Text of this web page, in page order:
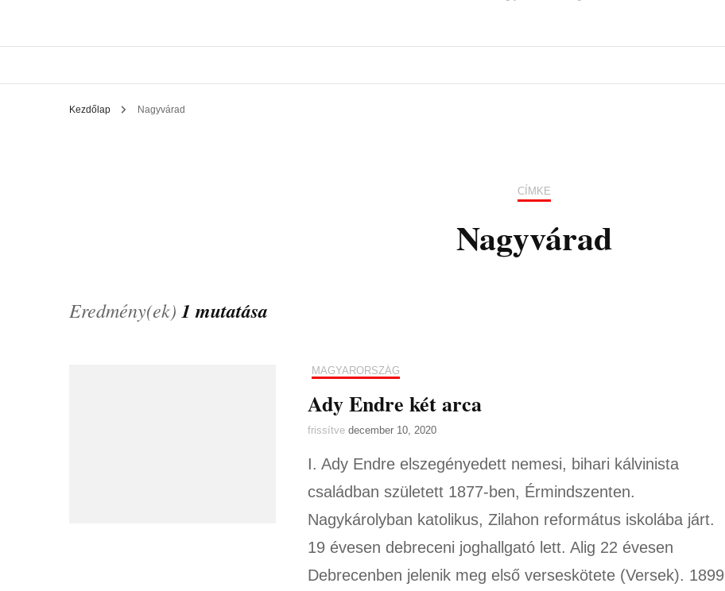
Kezdőlap Nagyvárad
CÍMKE
Nagyvárad
Eredmény(ek) 1 mutatása
MAGYARORSZÁG
Ady Endre két arca
frissítve december 10, 2020
I. Ady Endre elszegényedett nemesi, bihari kálvinista
családban született 1877-ben, Érmindszenten.
Nagykárolyban katolikus, Zilahon református iskolába járt.
19 évesen debreceni joghallgató lett. Alig 22 évesen
Debrecenben jelenik meg első verseskötete (Versek). 1899